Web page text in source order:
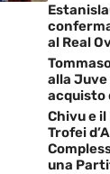
al Real
alla
acquisto
Chivu e
Trofei
una